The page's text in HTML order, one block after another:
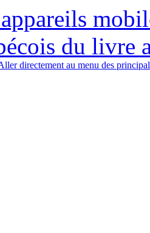
du livre
directement au menu des